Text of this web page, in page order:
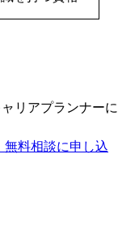
リアプランナーに
無料相談に申し込